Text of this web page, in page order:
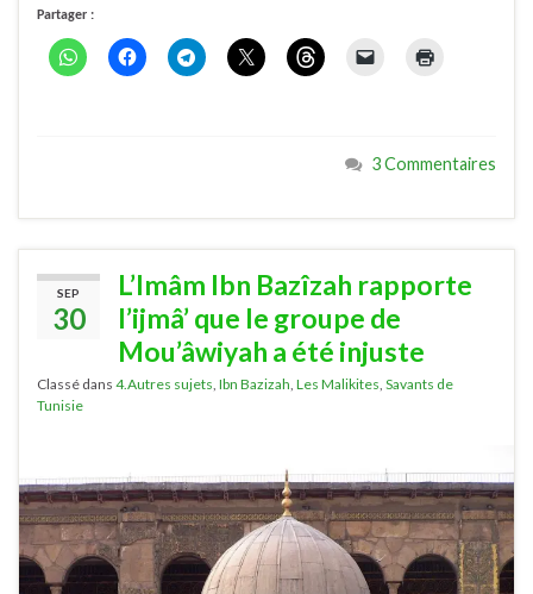
Partager :
3 Commentaires
SEP
30
L’Imâm Ibn Bazîzah rapporte
l’ijmâ’ que le groupe de
Mou’âwiyah a été injuste
Classé dans 4.Autres sujets Ibn Bazizah Les Malikites Savants de
Tunisie